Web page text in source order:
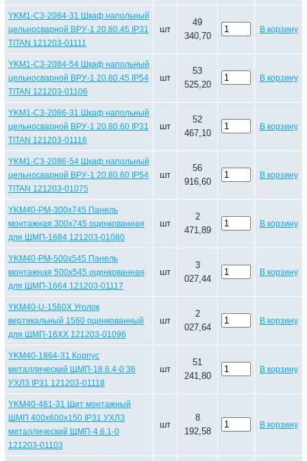
YKM1-C3-2084-31 Шкаф напольный
цельносварной ВРУ-1 20.80.45 IP31
TITAN 121203-01111
шт
49
340,70
В корзину
YKM1-C3-2084-54 Шкаф напольный
цельносварной ВРУ-1 20.80.45 IP54
TITAN 121203-01106
шт
53
525,20
В корзину
YKM1-C3-2086-31 Шкаф напольный
цельносварной ВРУ-1 20.80.60 IP31
TITAN 121203-01116
шт
52
467,10
В корзину
YKM1-C3-2086-54 Шкаф напольный
цельносварной ВРУ-1 20.80.60 IP54
TITAN 121203-01075
шт
56
916,60
В корзину
YKM40-PM-300x745 Панель
монтажная 300х745 оцинкованная
для ЩМП-1684 121203-01080
шт
2
471,89
В корзину
YKM40-PM-500x545 Панель
монтажная 500х545 оцинкованная
для ЩМП-1664 121203-01117
шт
3
027,44
В корзину
YKM40-U-1560X Уголок
вертикальный 1560 оцинкованный
для ЩМП-16ХХ 121203-01096
шт
2
027,64
В корзину
YKM40-1864-31 Корпус
металлический ЩМП-18.6.4-0 36
УХЛ3 IP31 121203-01118
шт
51
241,80
В корзину
YKM40-461-31 Щит монтажный
ЩМП 400х600х150 IP31 УХЛЗ
металлический ЩМП-4.6.1-0
121203-01103
шт
8
192,58
В корзину